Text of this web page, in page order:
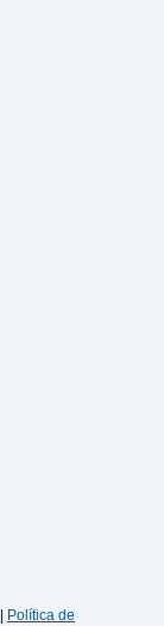
Política de